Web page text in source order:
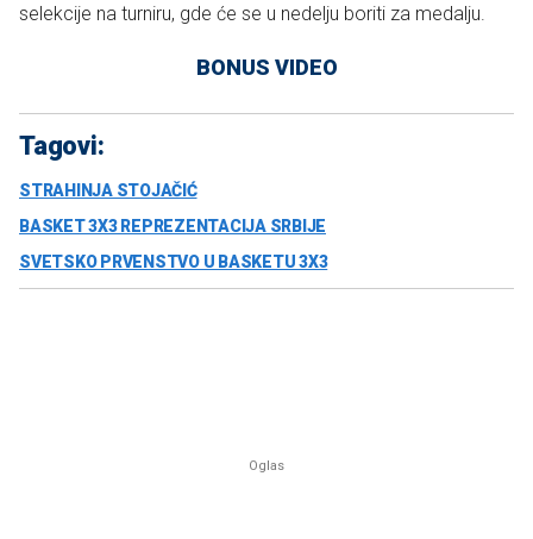
selekcije na turniru, gde će se u nedelju boriti za medalju.
BONUS VIDEO
Tagovi:
STRAHINJA STOJAČIĆ
BASKET 3X3 REPREZENTACIJA SRBIJE
SVETSKO PRVENSTVO U BASKETU 3X3